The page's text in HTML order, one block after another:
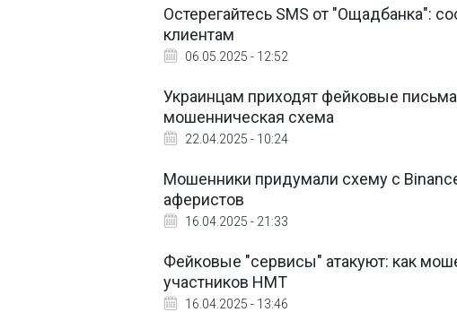
Остерегайтесь SMS от "Ощадбанка":
клиентам
06.05.2025 - 12:52
Украинцам приходят фейковые
мошенническая схема
22.04.2025 - 10:24
Мошенники придумали схему с
аферистов
16.04.2025 - 21:33
Фейковые "сервисы" атакуют: как
участников НМТ
16.04.2025 - 13:46